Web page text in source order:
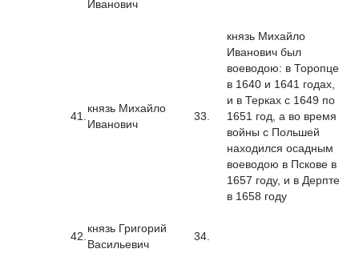
Иванович
41.
князь Михайло
Иванович
33.
князь Михайло
Иванович был
воеводою: в Торопце
в 1640 и 1641 годах,
и в Терках с 1649 по
1651 год, а во время
войны с Польшей
находился осадным
воеводою в Пскове в
1657 году, и в Дерпте
в 1658 году
42.
князь Григорий
Васильевич
34.